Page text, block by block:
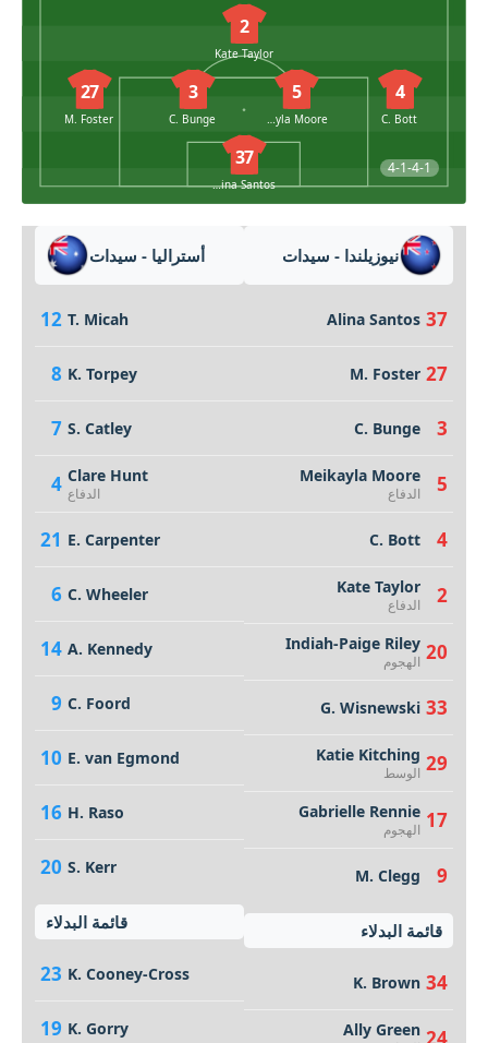
4-1-4-1
2
Kate Taylor
4
C. Bott
5
3
C. Bunge
27
M. Foster
37
Alina Santos
أستراليا - سيدات
12 T. Micah
8 K. Torpey
7 S. Catley
4 Clare Hunt
الدفاع
21 E. Carpenter
6 C. Wheeler
14 A. Kennedy
9 C. Foord
10 E. van Egmond
16 H. Raso
20 S. Kerr
قائمة البدلاء
23 K. Cooney-Cross
19 K. Gorry
نيوزيلندا - سيدات
37
Alina Santos
27
M. Foster
3
C. Bunge
5
Meikayla Moore
الدفاع
4
C. Bott
2
Kate Taylor
الدفاع
20
Indiah-Paige Riley
الهجوم
33
G. Wisnewski
29
Katie Kitching
الوسط
17
Gabrielle Rennie
الهجوم
9
M. Clegg
قائمة البدلاء
34
K. Brown
24
Ally Green